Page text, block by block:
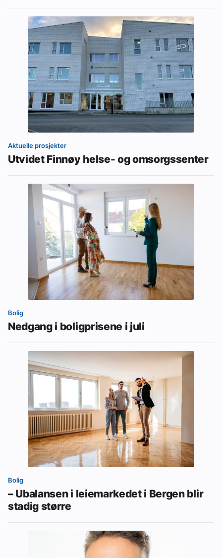
Aktuelle prosjekter
Utvidet Finnøy helse- og omsorgssenter
Bolig
Nedgang i boligprisene i juli
Bolig
– Ubalansen i leiemarkedet i Bergen blir
stadig større